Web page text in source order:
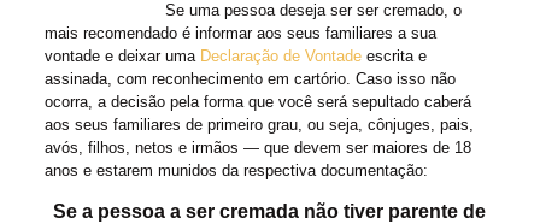
Se uma pessoa deseja ser ser cremado, o
mais recomendado é informar aos seus familiares a sua
vontade e deixar uma Declaração de Vontadeescrita e
assinada, com reconhecimento em cartório. Caso isso não
ocorra, a decisão pela forma que você será sepultado caberá
aos seus familiares de primeiro grau, ou seja, cônjuges, pais,
avós, filhos, netos e irmãos — que devem ser maiores de 18
anos e estarem munidos da respectiva documentação:
Se a pessoa a ser cremada não tiver parente de